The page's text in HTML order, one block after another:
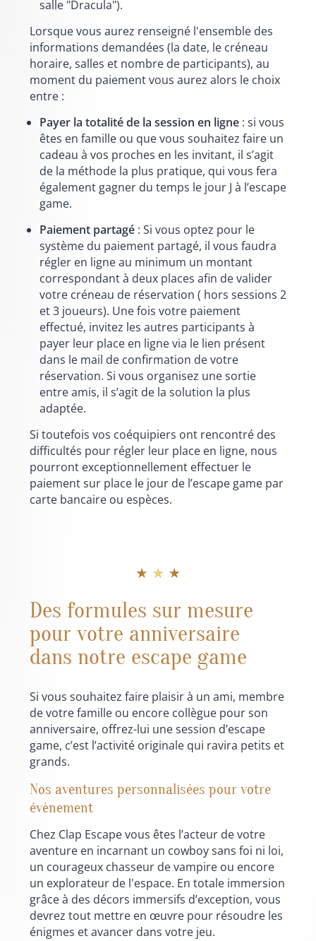
salle "Dracula").
Lorsque vous aurez renseigné l'ensemble des
informations demandées (la date, le créneau
horaire, salles et nombre de participants), au
moment du paiement vous aurez alors le choix
entre :
Payer la totalité de la session en ligne : si vous
êtes en famille ou que vous souhaitez faire un
cadeau à vos proches en les invitant, il s’agit
de la méthode la plus pratique, qui vous fera
également gagner du temps le jour J à l’escape
game.
Paiement partagé : Si vous optez pour le
système du paiement partagé, il vous faudra
régler en ligne au minimum un montant
correspondant à deux places afin de valider
votre créneau de réservation ( hors sessions 2
et 3 joueurs). Une fois votre paiement
effectué, invitez les autres participants à
payer leur place en ligne via le lien présent
dans le mail de confirmation de votre
réservation. Si vous organisez une sortie
entre amis, il s’agit de la solution la plus
adaptée.
Si toutefois vos coéquipiers ont rencontré des
difficultés pour régler leur place en ligne, nous
pourront exceptionnellement effectuer le
paiement sur place le jour de l’escape game par
carte bancaire ou espèces.
★ ★ ★
Des formules sur mesure
pour votre anniversaire
dans notre escape game
Si vous souhaitez faire plaisir à un ami, membre
de votre famille ou encore collègue pour son
anniversaire, offrez-lui une session d’escape
game, c’est l’activité originale qui ravira petits et
grands.
Nos aventures personnalisées pour votre
évènement
Chez Clap Escape vous êtes l’acteur de votre
aventure en incarnant un cowboy sans foi ni loi,
un courageux chasseur de vampire ou encore
un explorateur de l'espace. En totale immersion
grâce à des décors immersifs d’exception, vous
devrez tout mettre en œuvre pour résoudre les
énigmes et avancer dans votre jeu.